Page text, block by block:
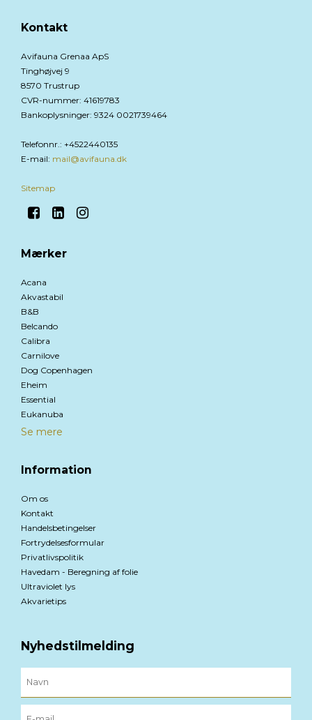
Kontakt
Avifauna Grenaa ApS
Tinghøjvej 9
8570 Trustrup
CVR-nummer: 41619783
Bankoplysninger: 9324 0021739464
Telefonnr.: +4522440135
E-mail: mail@avifauna.dk
Sitemap
Mærker
Acana
Akvastabil
B&B
Belcando
Calibra
Carnilove
Dog Copenhagen
Eheim
Essential
Eukanuba
Se mere
Information
Om os
Kontakt
Handelsbetingelser
Fortrydelsesformular
Privatlivspolitik
Havedam - Beregning af folie
Ultraviolet lys
Akvarietips
Nyhedstilmelding